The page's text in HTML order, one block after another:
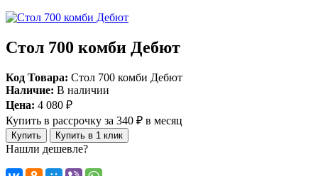
Стол 700 комби Дебют
Код Товара: Стол 700 комби Дебют
Наличие: В наличии
Цена: 4 080 ₽
Купить в рассрочку за 340 ₽ в месяц
Купить Купить в 1 клик
Нашли дешевле?